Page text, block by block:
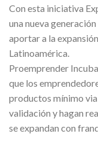
Con esta iniciativa
una nueva
aportar a la
Latinoamérica.
Proemprender
que los
productos mínimo
validación y hagan
se expandan con